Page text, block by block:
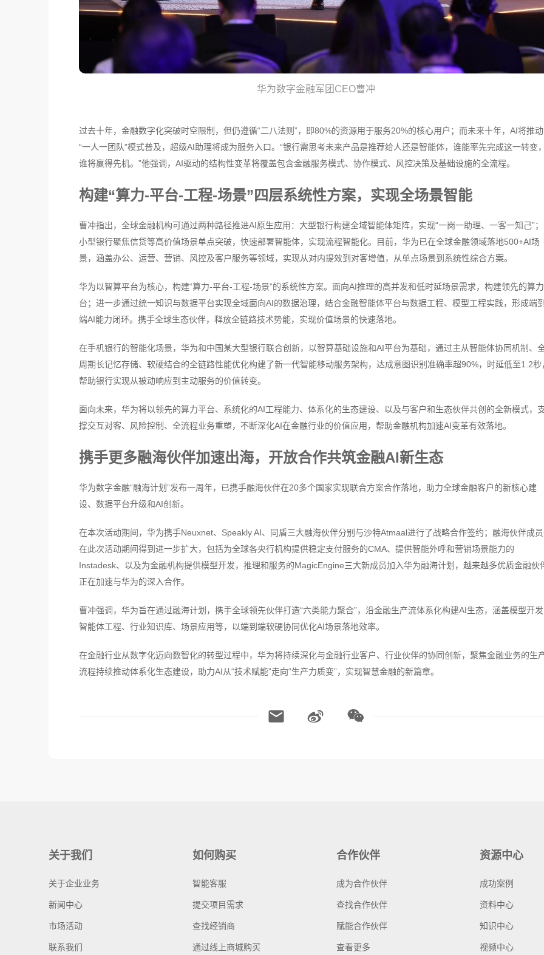
华为数字金融军团CEO曹冲
过去十年，金融数字化突破时空限制，但仍遵循“二八法则”，即80%的资源用于服务20%的核心用户；而未来十年，AI将推动
“一人一团队”模式普及，超级AI助理将成为服务入口。“银行需思考未来产品是推荐给人还是智能体，谁能率先完成这一转变，
谁将赢得先机。”他强调，AI驱动的结构性变革将覆盖包含金融服务模式、协作模式、风控决策及基础设施的全流程。
构建“算力-平台-工程-场景”四层系统性方案，实现全场景智能
曹冲指出，全球金融机构可通过两种路径推进AI原生应用：大型银行构建全域智能体矩阵，实现“一岗一助理、一客一知己”
小型银行聚焦信贷等高价值场景单点突破，快速部署智能体，实现流程智能化。目前，华为已在全球金融领域落地500+AI场
景，涵盖办公、运营、营销、风控及客户服务等领域，实现从对内提效到对客增值，从单点场景到系统性综合方案。
华为以智算平台为核心，构建“算力-平台-工程-场景”的系统性方案。面向AI推理的高并发和低时延场景需求，构建领先的算
台；进一步通过统一知识与数据平台实现全域面向AI的数据治理，结合金融智能体平台与数据工程、模型工程实践，形成端到
端AI能力闭环。携手全球生态伙伴，释放全链路技术势能，实现价值场景的快速落地。
在手机银行的智能化场景，华为和中国某大型银行联合创新，以智算基础设施和AI平台为基础，通过主从智能体协同机制、
周期长记忆存储、软硬结合的全链路性能优化构建了新一代智能移动服务架构，达成意图识别准确率超90%，时延低至1.2秒
帮助银行实现从被动响应到主动服务的价值转变。
面向未来，华为将以领先的算力平台、系统化的AI工程能力、体系化的生态建设、以及与客户和生态伙伴共创的全新模式，
撑交互对客、风险控制、全流程业务重塑，不断深化AI在金融行业的价值应用，帮助金融机构加速AI变革有效落地。
携手更多融海伙伴加速出海，开放合作共筑金融AI新生态
华为数字金融“融海计划”发布一周年，已携手融海伙伴在20多个国家实现联合方案合作落地，助力全球金融客户的新核心建
设、数据平台升级和AI创新。
在本次活动期间，华为携手Neuxnet、Speakly AI、同盾三大融海伙伴分别与沙特Atmaal进行了战略合作签约；融海伙伴成
在此次活动期间得到进一步扩大，包括为全球各央行机构提供稳定支付服务的CMA、提供智能外呼和营销场景能力的
Instadesk、以及为金融机构提供模型开发，推理和服务的MagicEngine三大新成员加入华为融海计划，越来越多优质金融伙
正在加速与华为的深入合作。
曹冲强调，华为旨在通过融海计划，携手全球领先伙伴打造“六类能力聚合”，沿金融生产流体系化构建AI生态，涵盖模型开发
智能体工程、行业知识库、场景应用等，以端到端软硬协同优化AI场景落地效率。
在金融行业从数字化迈向数智化的转型过程中，华为将持续深化与金融行业客户、行业伙伴的协同创新，聚焦金融业务的生
流程持续推动体系化生态建设，助力AI从“技术赋能”走向“生产力质变”，实现智慧金融的新篇章。
关于我们
关于企业业务
新闻中心
市场活动
联系我们
如何购买
智能客服
提交项目需求
查找经销商
通过线上商城购买
合作伙伴
成为合作伙伴
查找合作伙伴
赋能合作伙伴
查看更多
资源中心
成功案例
资料中心
知识中心
视频中心